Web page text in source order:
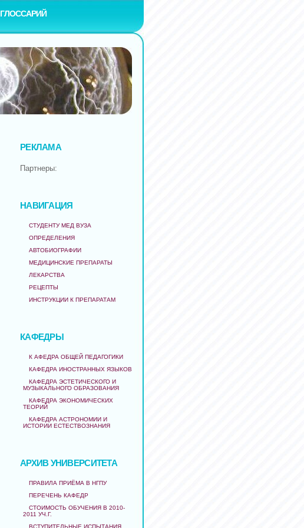
ГЛОССАРИЙ
РЕКЛАМА
Партнеры:
НАВИГАЦИЯ
СТУДЕНТУ МЕД ВУЗА
ОПРЕДЕЛЕНИЯ
АВТОБИОГРАФИИ
МЕДИЦИНСКИЕ ПРЕПАРАТЫ
ЛЕКАРСТВА
РЕЦЕПТЫ
ИНСТРУКЦИИ К ПРЕПАРАТАМ
КАФЕДРЫ
К АФЕДРА ОБЩЕЙ ПЕДАГОГИКИ
КАФЕДРА ИНОСТРАННЫХ ЯЗЫКОВ
КАФЕДРА ЭСТЕТИЧЕСКОГО И
МУЗЫКАЛЬНОГО ОБРАЗОВАНИЯ
КАФЕДРА ЭКОНОМИЧЕСКИХ
ТЕОРИЙ
КАФЕДРА АСТРОНОМИИ И
ИСТОРИИ ЕСТЕСТВОЗНАНИЯ
АРХИВ УНИВЕРСИТЕТА
ПРАВИЛА ПРИЁМА В НГПУ
ПЕРЕЧЕНЬ КАФЕДР
СТОИМОСТЬ ОБУЧЕНИЯ В 2010-
2011 УЧ.Г.
ВСТУПИТЕЛЬНЫЕ ИСПЫТАНИЯ